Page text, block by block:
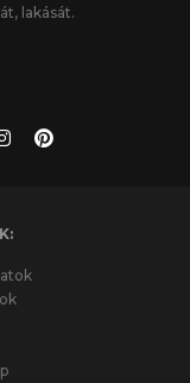
lakását.